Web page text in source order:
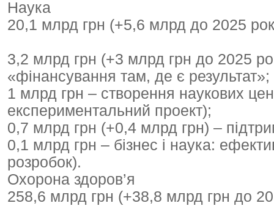
Наука
20,1 млрд грн (+5,6 млрд до 2025
3,2 млрд грн (+3 млрд грн до 2025
«фінансування там, де є результат»;
1 млрд грн – створення наукових
експериментальний проект);
0,7 млрд грн (+0,4 млрд грн) –
0,1 млрд грн – бізнес і наука:
розробок).
Охорона здоров’я
258,6 млрд грн (+38,8 млрд грн до